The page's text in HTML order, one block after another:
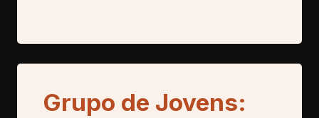
Grupo de Jovens: